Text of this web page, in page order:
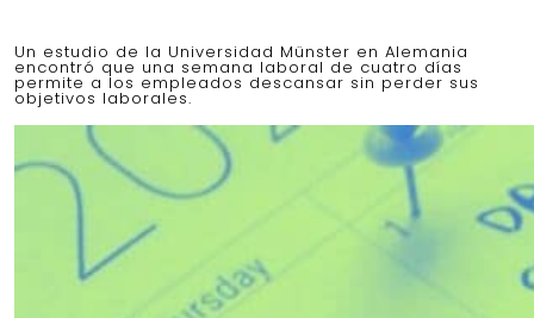
Un estudio de la Universidad Münster en Alemania
encontró que una semana laboral de cuatro días
permite a los empleados descansar sin perder sus
objetivos laborales.